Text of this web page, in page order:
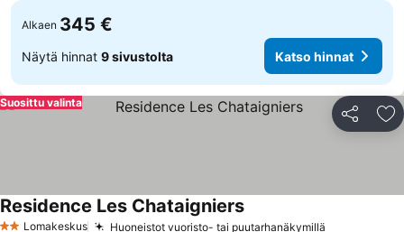
Alkaen 345 €
Näytä hinnat 9 sivustolta Katso hinnat
Jaa
Suosittu valinta
Lomakeskus Huoneistot vuoristo- tai puutarhanäkymillä
Residence Les ChataigniersKatso hinnat